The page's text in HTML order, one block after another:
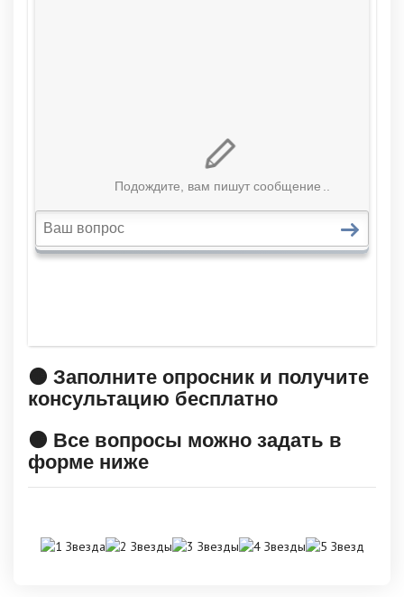
🟠 Заполните опросник и получите
консультацию бесплатно
🟠 Все вопросы можно задать в
форме ниже